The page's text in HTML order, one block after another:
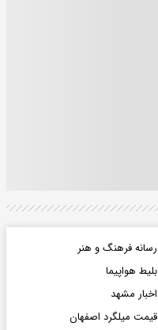
رسانه فرهنگ و هنر
بلیط هواپیما
اخبار مشهد
قیمت میلگرد اصفهان